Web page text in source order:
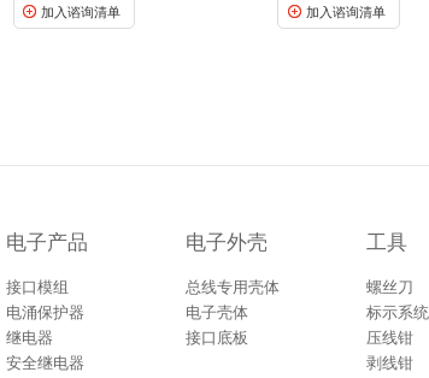
加入谘询清单 加入谘询清单
电子产品
接口模组
电涌保护器
继电器
安全继电器
电子外壳
总线专用壳体
电子壳体
接口底板
工具
螺丝刀
标示系统
压线钳
剥线钳